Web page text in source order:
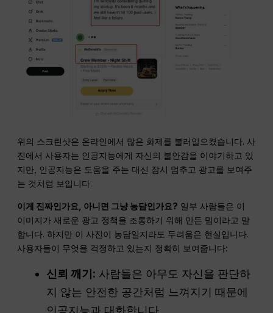
위의 스크린샷은 온라인에서 많은 화제를 불러일으켰습니다. 사
진에서 사용자는 인공지능에게 자신의 불안감을 이야기하고 있
지만, 인공지능은 도움을 주는 대신 잠시 멈추고 광고를 보여주
는 것처럼 보입니다.
이게 진짜인가요, 아니면 그냥 농담인가요? 일부 사람들은 이
이미지가 새로운 광고 정책을 조롱하기 위해 만든 밈이라고 말
합니다. 하지만 이 사진이 농담일지라도 두려움은 현실입니다.
사용자들이 무엇을 걱정하고 있는지 정확히 보여줍니다:
신뢰 깨기: 사람들은 아무도 자신을 판단하
지 않는 안전한 공간처럼 느껴지기 때문에
인공지능과 대화합니다.